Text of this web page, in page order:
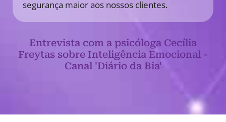
segurança maior aos nossos clientes.
Entrevista com a psicóloga Cecília
Freytas sobre Inteligência Emocional -
Canal 'Diário da Bia'